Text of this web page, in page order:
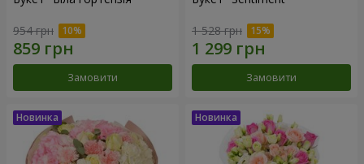
954 грн
Замовити
1 528 грн
Замовити